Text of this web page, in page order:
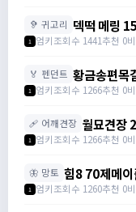
🦻 귀고리 덱떡 메링
https://
1 엄키조회수 1441추천 0
🏅 펜던트 황금송편목
https://
1 엄키조회수 1266추천 0
🩹 어깨견장 월묘견장
https://
1 엄키조회수 1266추천 0
🦋 망토 힘8 70제메이플망토 팝니다 / 1100만원 / 힘8 /
https://
1 엄키조회수 1260추천 0